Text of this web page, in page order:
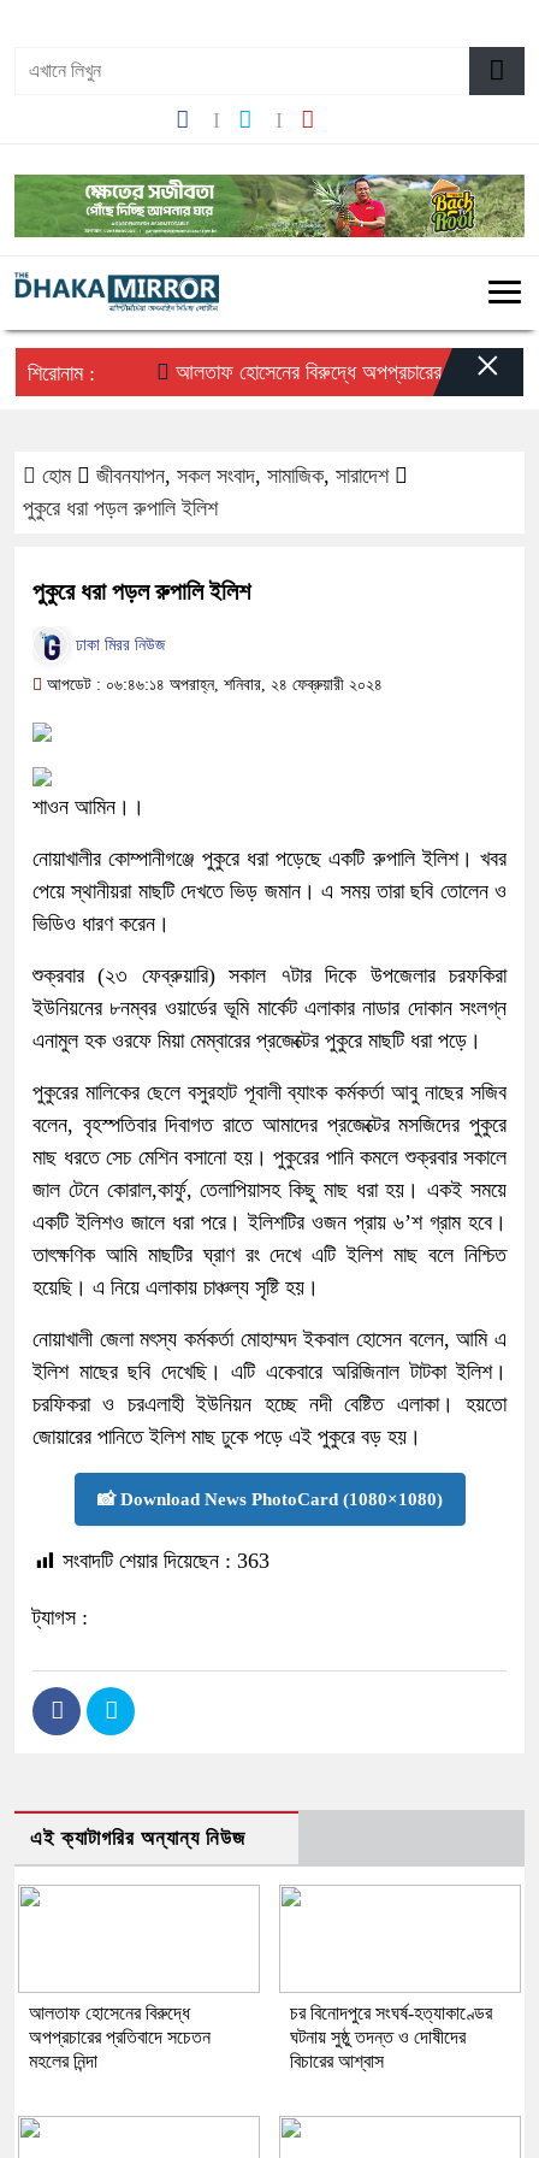
শিরোনাম : আলতাফ হোসেনের বিরুদ্ধে অপপ্রচারের প্রতিবাদে সচেতন
×
হোম জীবনযাপন, সকল সংবাদ, সামাজিক, সারাদেশ
পুকুরে ধরা পড়ল রুপালি ইলিশ
পুকুরে ধরা পড়ল রুপালি ইলিশ
ঢাকা মিরর নিউজ
আপডেট : ০৬:৪৬:১৪ অপরাহ্ন, শনিবার, ২৪ ফেব্রুয়ারী ২০২৪
শাওন আমিন।।
নোয়াখালীর কোম্পানীগঞ্জে পুকুরে ধরা পড়েছে একটি রুপালি ইলিশ। খবর
পেয়ে স্থানীয়রা মাছটি দেখতে ভিড় জমান। এ সময় তারা ছবি তোলেন ও
ভিডিও ধারণ করেন।
শুক্রবার (২৩ ফেব্রুয়ারি) সকাল ৭টার দিকে উপজেলার চরফকিরা
ইউনিয়নের ৮নম্বর ওয়ার্ডের ভূমি মার্কেট এলাকার নাডার দোকান সংলগ্ন
এনামুল হক ওরফে মিয়া মেম্বারের প্রজেক্টের পুকুরে মাছটি ধরা পড়ে।
পুকুরের মালিকের ছেলে বসুরহাট পূবালী ব্যাংক কর্মকর্তা আবু নাছের সজিব
বলেন, বৃহস্পতিবার দিবাগত রাতে আমাদের প্রজেক্টের মসজিদের পুকুরে
মাছ ধরতে সেচ মেশিন বসানো হয়। পুকুরের পানি কমলে শুক্রবার সকালে
জাল টেনে কোরাল,কার্ফু, তেলাপিয়াসহ কিছু মাছ ধরা হয়। একই সময়ে
একটি ইলিশও জালে ধরা পরে। ইলিশটির ওজন প্রায় ৬’শ গ্রাম হবে।
তাৎক্ষণিক আমি মাছটির ঘ্রাণ রং দেখে এটি ইলিশ মাছ বলে নিশ্চিত
হয়েছি। এ নিয়ে এলাকায় চাঞ্চল্য সৃষ্টি হয়।
নোয়াখালী জেলা মৎস্য কর্মকর্তা মোহাম্মদ ইকবাল হোসেন বলেন, আমি এ
ইলিশ মাছের ছবি দেখেছি। এটি একেবারে অরিজিনাল টাটকা ইলিশ।
চরফিকরা ও চরএলাহী ইউনিয়ন হচ্ছে নদী বেষ্টিত এলাকা। হয়তো
জোয়ারের পানিতে ইলিশ মাছ ঢুকে পড়ে এই পুকুরে বড় হয়।
📸 Download News PhotoCard (1080×1080)
সংবাদটি শেয়ার দিয়েছেন : 363
ট্যাগস :
এই ক্যাটাগরির অন্যান্য নিউজ
আলতাফ হোসেনের বিরুদ্ধে
অপপ্রচারের প্রতিবাদে সচেতন
মহলের নিন্দা
চর বিনোদপুরে সংঘর্ষ-হত্যাকাণ্ডের
ঘটনায় সুষ্ঠু তদন্ত ও দোষীদের
বিচারের আশ্বাস